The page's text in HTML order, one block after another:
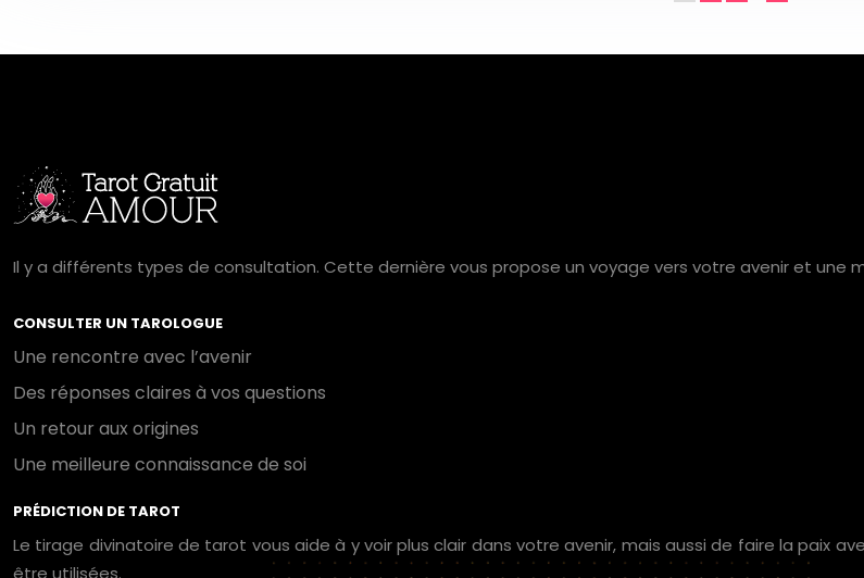
Il y a différents types de consultation. Cette dernière vous propose un voyage vers votre avenir et une
CONSULTER UN TAROLOGUE
Une rencontre avec l’avenir
Des réponses claires à vos questions
Un retour aux origines
Une meilleure connaissance de soi
PRÉDICTION DE TAROT
Le tirage divinatoire de tarot vous aide à y voir plus clair dans votre avenir, mais aussi de faire la paix
être utilisées.